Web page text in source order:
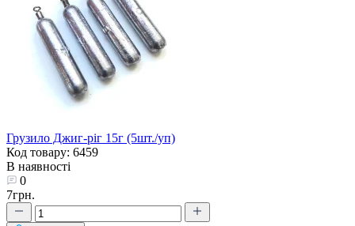
Грузило Джиг-ріг 15г (5шт./уп)
Код товару: 6459
В наявності
0
7грн.